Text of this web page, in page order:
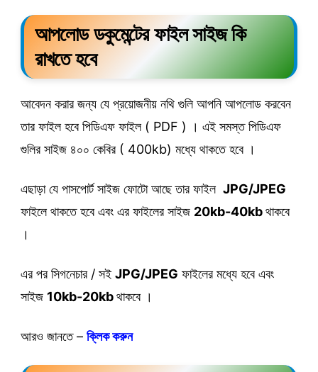
আপলোড ডকুমেন্টের ফাইল সাইজ কি
রাখতে হবে
আবেদন করার জন্য যে প্রয়োজনীয় নথি গুলি আপনি আপলোড করবেন
তার ফাইল হবে পিডিএফ ফাইল ( PDF ) । এই সমস্ত পিডিএফ
গুলির সাইজ ৪০০ কেবির ( 400kb) মধ্যে থাকতে হবে ।
এছাড়া যে পাসপোর্ট সাইজ ফোটো আছে তার ফাইল JPG/JPEG
ফাইলে থাকতে হবে এবং এর ফাইলের সাইজ 20kb-40kbথাকবে
।
এর পর সিগনেচার / সইJPG/JPEG ফাইলের মধ্যে হবে এবং
সাইজ 10kb-20kbথাকবে ।
আরও জানতে – ক্লিক করুন